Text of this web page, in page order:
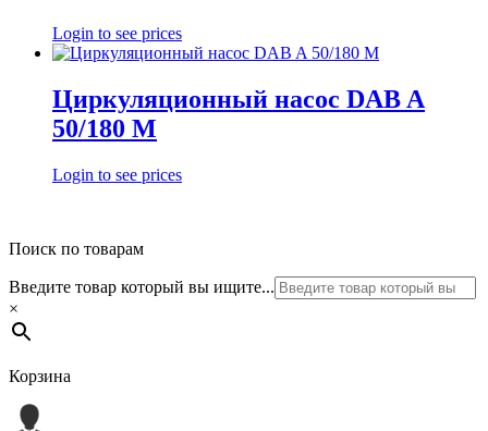
Login to see prices
Циркуляционный насос DAB A
50/180 M
Login to see prices
Поиск по товарам
Введите товар который вы ищите...
×
Корзина